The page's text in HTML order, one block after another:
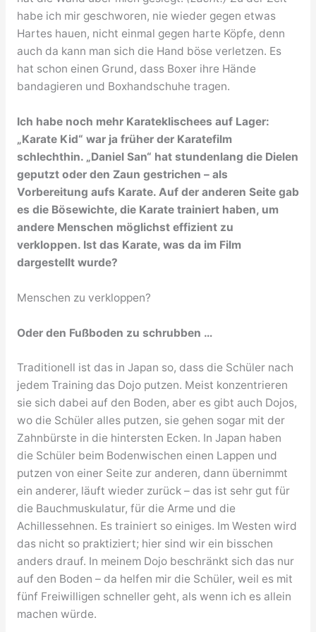
habe ich mir geschworen, nie wieder gegen etwas
Hartes hauen, nicht einmal gegen harte Köpfe, denn
auch da kann man sich die Hand böse verletzen. Es
hat schon einen Grund, dass Boxer ihre Hände
bandagieren und Boxhandschuhe tragen.
Ich habe noch mehr Karateklischees auf Lager:
„Karate Kid“ war ja früher der Karatefilm
schlechthin. „Daniel San“ hat stundenlang die Dielen
geputzt oder den Zaun gestrichen – als
Vorbereitung aufs Karate. Auf der anderen Seite gab
es die Bösewichte, die Karate trainiert haben, um
andere Menschen möglichst effizient zu
verkloppen. Ist das Karate, was da im Film
dargestellt wurde?
Menschen zu verkloppen?
Oder den Fußboden zu schrubben …
Traditionell ist das in Japan so, dass die Schüler nach
jedem Training das Dojo putzen. Meist konzentrieren
sie sich dabei auf den Boden, aber es gibt auch Dojos,
wo die Schüler alles putzen, sie gehen sogar mit der
Zahnbürste in die hintersten Ecken. In Japan haben
die Schüler beim Bodenwischen einen Lappen und
putzen von einer Seite zur anderen, dann übernimmt
ein anderer, läuft wieder zurück – das ist sehr gut für
die Bauchmuskulatur, für die Arme und die
Achillessehnen. Es trainiert so einiges. Im Westen wird
das nicht so praktiziert; hier sind wir ein bisschen
anders drauf. In meinem Dojo beschränkt sich das nur
auf den Boden – da helfen mir die Schüler, weil es mit
fünf Freiwilligen schneller geht, als wenn ich es allein
machen würde.